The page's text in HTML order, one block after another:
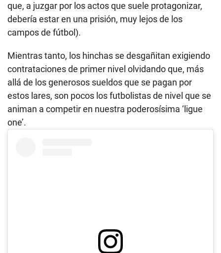
que, a juzgar por los actos que suele protagonizar,
debería estar en una prisión, muy lejos de los
campos de fútbol).
Mientras tanto, los hinchas se desgañitan exigiendo
contrataciones de primer nivel olvidando que, más
allá de los generosos sueldos que se pagan por
estos lares, son pocos los futbolistas de nivel que se
animan a competir en nuestra poderosísima ‘ligue
one’.